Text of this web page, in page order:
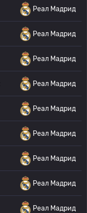
Реал Мадрид
Реал Мадрид
Реал Мадрид
Реал Мадрид
Реал Мадрид
Реал Мадрид
Реал Мадрид
Реал Мадрид
Реал Мадрид